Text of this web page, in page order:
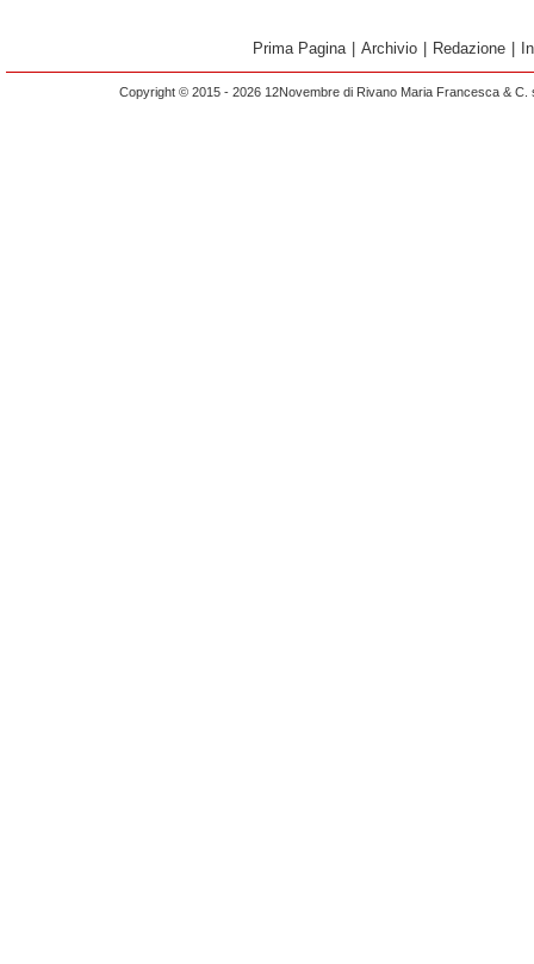
Prima Pagina Archivio Redazione
Copyright © 2015 - 2026 12Novembre di Rivano Maria Francesca &